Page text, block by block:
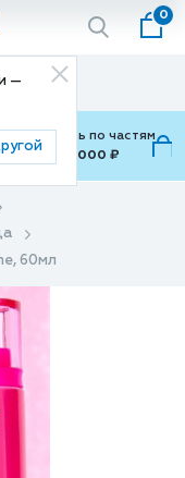
—
0
доставки
оплатить по частям
₽ до 15,000 ₽
60мл